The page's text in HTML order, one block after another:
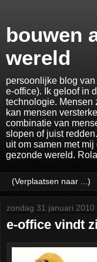
bouwen
wereld
persoonlijke blog
e-office). Ik geloof in
technologie. Mensen
kan mensen
combinatie van
slopen of juist
uit om samen met
gezonde wereld.
zondag 31 januari 2010
e-office vindt